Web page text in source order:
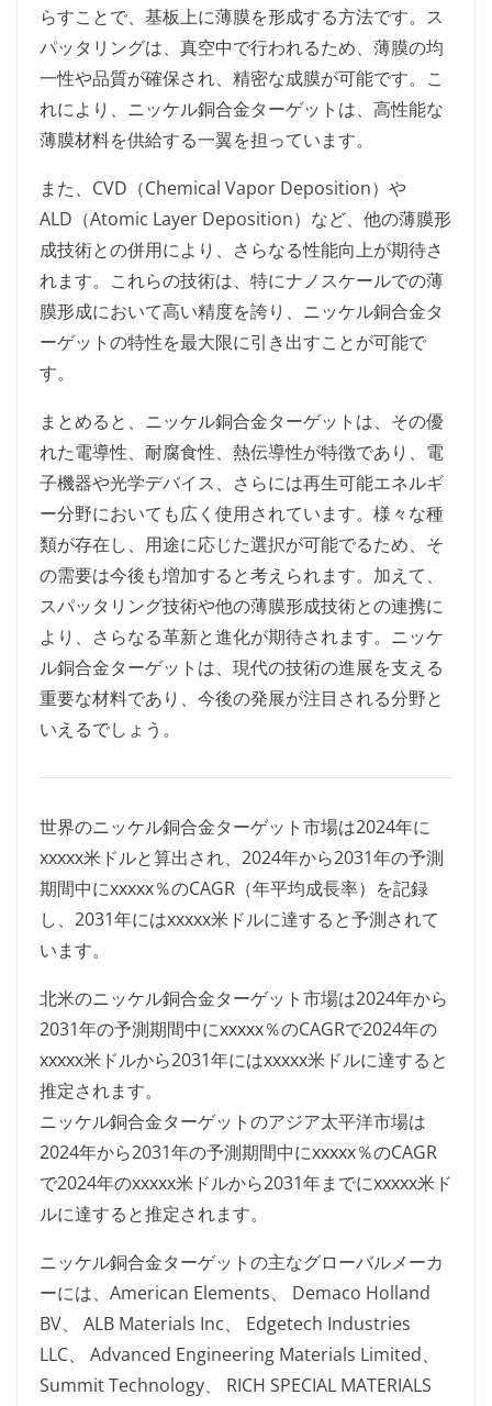
らすことで、基板上に薄膜を形成する方法です。ス
パッタリングは、真空中で行われるため、薄膜の均
一性や品質が確保され、精密な成膜が可能です。こ
れにより、ニッケル銅合金ターゲットは、高性能な
薄膜材料を供給する一翼を担っています。
また、CVD（Chemical Vapor Deposition）や
ALD（Atomic Layer Deposition）など、他の薄膜形
成技術との併用により、さらなる性能向上が期待さ
れます。これらの技術は、特にナノスケールでの薄
膜形成において高い精度を誇り、ニッケル銅合金タ
ーゲットの特性を最大限に引き出すことが可能で
す。
まとめると、ニッケル銅合金ターゲットは、その優
れた電導性、耐腐食性、熱伝導性が特徴であり、電
子機器や光学デバイス、さらには再生可能エネルギ
ー分野においても広く使用されています。様々な種
類が存在し、用途に応じた選択が可能でるため、そ
の需要は今後も増加すると考えられます。加えて、
スパッタリング技術や他の薄膜形成技術との連携に
より、さらなる革新と進化が期待されます。ニッケ
ル銅合金ターゲットは、現代の技術の進展を支える
重要な材料であり、今後の発展が注目される分野と
いえるでしょう。
世界のニッケル銅合金ターゲット市場は2024年に
xxxxx米ドルと算出され、2024年から2031年の予測
期間中にxxxxx％のCAGR（年平均成長率）を記録
し、2031年にはxxxxx米ドルに達すると予測されて
います。
北米のニッケル銅合金ターゲット市場は2024年から
2031年の予測期間中にxxxxx％のCAGRで2024年の
xxxxx米ドルから2031年にはxxxxx米ドルに達すると
推定されます。
ニッケル銅合金ターゲットのアジア太平洋市場は
2024年から2031年の予測期間中にxxxxx％のCAGR
で2024年のxxxxx米ドルから2031年までにxxxxx米ド
ルに達すると推定されます。
ニッケル銅合金ターゲットの主なグローバルメーカ
ーには、American Elements、 Demaco Holland
BV、 ALB Materials Inc、 Edgetech Industries
LLC、 Advanced Engineering Materials Limited、
Summit Technology、 RICH SPECIAL MATERIALS